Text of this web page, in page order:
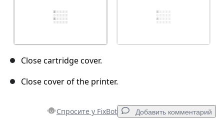
Close cartridge cover.
Close cover of the printer.
Спросите у FixBot Добавить комментарий